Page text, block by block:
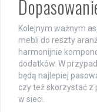
Kolejnym ważnym
mebli do reszty
harmonijnie
dodatków. W
będą najlepiej
czy też skorzystać z
w sieci.